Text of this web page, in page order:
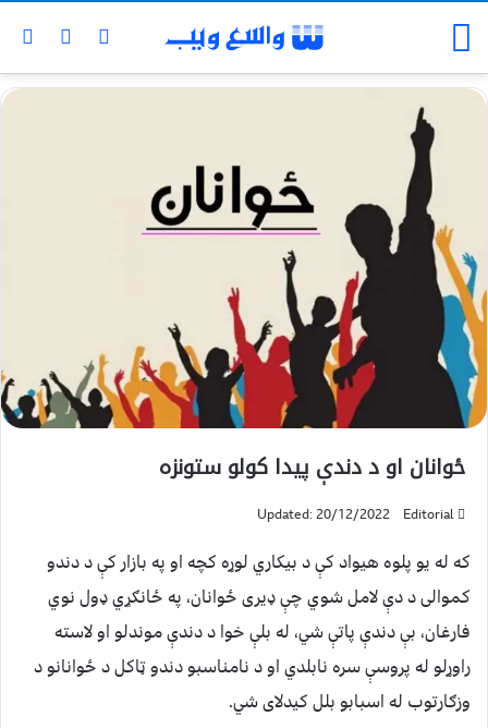
ځوانان او د دندې پیدا کولو ستونزه
Editorial
Updated: 20/12/2022
که له یو پلوه هیواد کې د بیکاري لوړه کچه او په بازار کې د دندو
کموالی د دې لامل شوي چې ډیری ځوانان، په ځانګړي ډول نوي
فارغان، بې دندې پاتې شي، له بلې خوا د دندې موندلو او لاسته
راوړلو له پروسې سره نابلدي او د نامناسبو دندو ټاکل د ځوانانو د
وزګارتوب له اسبابو بلل کیدلای شي.